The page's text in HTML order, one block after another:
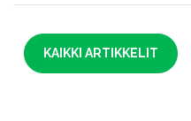
KAIKKI ARTIKKELIT